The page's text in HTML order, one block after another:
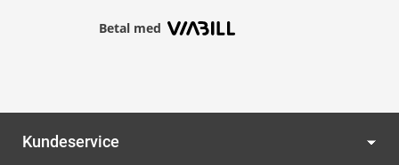
Betal med
Kundeservice